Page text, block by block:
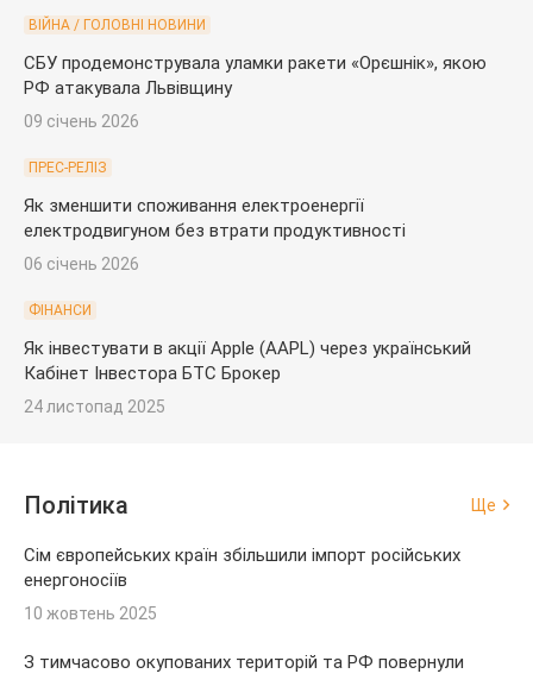
ВІЙНА / ГОЛОВНІ НОВИНИ
СБУ продемонструвала уламки ракети «Орєшнік», якою
РФ атакувала Львівщину
09 січень 2026
ПРЕС-РЕЛІЗ
Як зменшити споживання електроенергії
електродвигуном без втрати продуктивності
06 січень 2026
ФІНАНСИ
Як інвестувати в акції Apple (AAPL) через український
Кабінет Інвестора БТС Брокер
24 листопад 2025
Політика Ще
Сім європейських країн збільшили імпорт російських
енергоносіїв
10 жовтень 2025
З тимчасово окупованих територій та РФ повернули